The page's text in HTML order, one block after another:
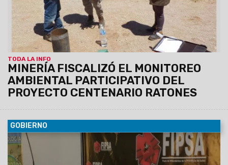
TODA LA INFO
MINERÍA FISCALIZÓ EL MONITOREO
AMBIENTAL PARTICIPATIVO DEL
PROYECTO CENTENARIO RATONES
GOBIERNO
08/11/2021
El Ministro de Salud Pública firmó un convenio
con 23 municipios, por el que las personas que obtengan la
certificación serán incorporadas al Sistema de Información